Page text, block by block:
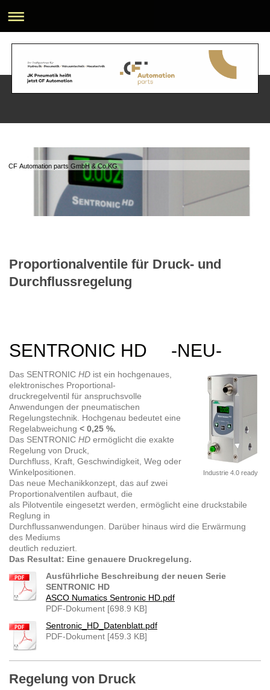
CF Automation parts GmbH & Co.KG
Proportionalventile für Druck- und
Durchflussregelung
SENTRONIC HD -NEU-
Industrie 4.0 ready
Das SENTRONIC HD ist ein hochgenaues,
elektronisches Proportional-
druckregelventil für anspruchsvolle
Anwendungen der pneumatischen
Regelungstechnik. Hochgenau bedeutet eine
Regelabweichung < 0,25 %.
Das SENTRONIC HD ermöglicht die exakte
Regelung von Druck,
Durchfluss, Kraft, Geschwindigkeit, Weg oder
Winkelpositionen.
Das neue Mechanikkonzept, das auf zwei
Proportionalventilen aufbaut, die
als Pilotventile eingesetzt werden, ermöglicht eine druckstabile
Reglung in
Durchflussanwendungen. Darüber hinaus wird die Erwärmung
des Mediums
deutlich reduziert.
Das Resultat: Eine genauere Druckregelung.
Ausführliche Beschreibung der neuen Serie
SENTRONIC HD
ASCO Numatics Sentronic HD.pdf
PDF-Dokument [698.9 KB]
Sentronic_HD_Datenblatt.pdf
PDF-Dokument [459.3 KB]
Regelung von Druck